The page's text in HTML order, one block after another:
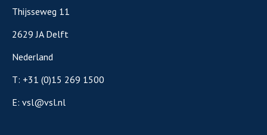
Thijsseweg 11
2629 JA Delft
Nederland
T: +31 (0)15 269 1500
E: vsl@vsl.nl